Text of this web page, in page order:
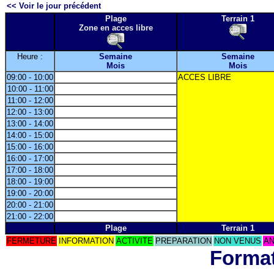
<< Voir le jour précédent
Plage
Zone en acces libre
Terrain 1
Heure :
Semaine
Mois
Semaine
Mois
09:00 - 10:00
ACCES LIBRE
10:00 - 11:00
11:00 - 12:00
12:00 - 13:00
13:00 - 14:00
14:00 - 15:00
15:00 - 16:00
16:00 - 17:00
17:00 - 18:00
18:00 - 19:00
19:00 - 20:00
20:00 - 21:00
21:00 - 22:00
Plage
Terrain 1
FERMETURE
INFORMATION ACTIVITE PREPARATION NON VENUS